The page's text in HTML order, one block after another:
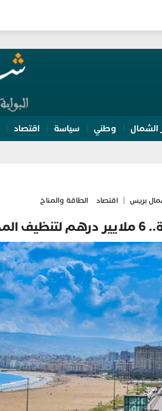
الشمال وطني سياسة اقتصاد
اقتصاد الطاقة والمناخ
2030